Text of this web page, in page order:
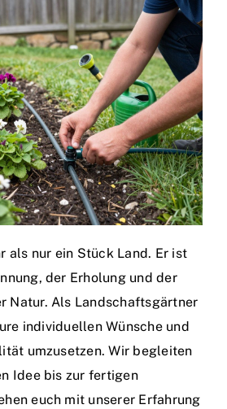
als nur ein Stück Land. Er ist
der Erholung und der
Natur. Als Landschaftsgärtner
individuellen Wünsche und
umzusetzen. Wir begleiten
Idee bis zur fertigen
euch mit unserer Erfahrung